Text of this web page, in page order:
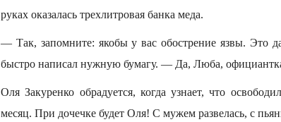
руках оказалась трехлитровая банка меда.
— Так, запомните: якобы у вас обострение язвы. Это
быстро написал нужную бумагу. — Да, Люба,
Оля Закуренко обрадуется, когда узнает, что
месяц. При дочечке будет Оля! С мужем развелась, с